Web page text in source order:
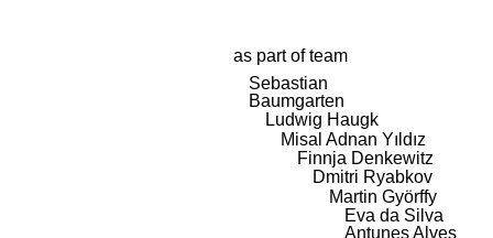
as part of team
Sebastian
Baumgarten
Ludwig Haugk
Misal Adnan Yıldız
Finnja Denkewitz
Dmitri Ryabkov
Martin Györffy
Eva da Silva
Antunes Alves